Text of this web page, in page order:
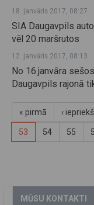
18. janvāris 2017, 08:27
SIA Daugavpils
vēl 20 maršrutos
12. janvāris 2017, 08:13
No 16.janvāra
Daugavpils rajonā
« pirmā ‹
53 54 55
MŪSU KONTAKTI